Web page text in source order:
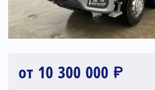
от 10 300 000 ₽